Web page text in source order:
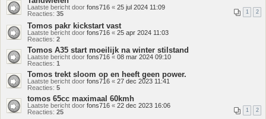
Laatste bericht door fons716 « 25 jul 2024 11:09
Reacties: 35 1 2
Tomos pakr kickstart vast
Laatste bericht door fons716 « 25 apr 2024 11:03
Reacties: 2
Tomos A35 start moeilijk na winter stilstand
Laatste bericht door fons716 « 08 mar 2024 09:10
Reacties: 1
Tomos trekt sloom op en heeft geen power.
Laatste bericht door fons716 « 27 dec 2023 11:41
Reacties: 5
tomos 65cc maximaal 60kmh
Laatste bericht door fons716 « 22 dec 2023 16:06
Reacties: 25 1 2